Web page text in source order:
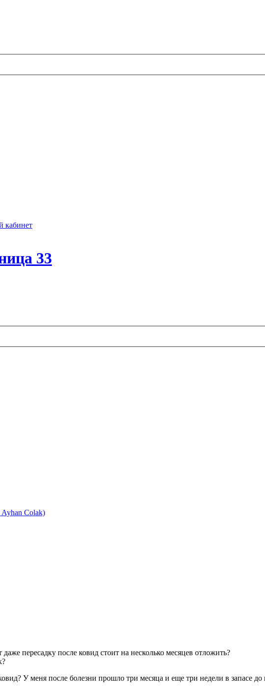
кабинет
33
Colak)
пересадку после ковид стоит на несколько месяцев отложить?
У меня после болезни прошло три месяца и еще три недели в запасе до